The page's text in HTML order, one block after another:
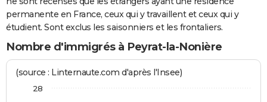
permanente en France, ceux qui y travaillent et ceux qui y
étudient. Sont exclus les saisonniers et les frontaliers.
Nombre d'immigrés à Peyrat-la-Nonière
(source : Linternaute.com d'après l'Insee)
28